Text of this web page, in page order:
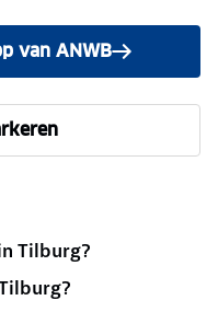
van ANWB
Tilburg?